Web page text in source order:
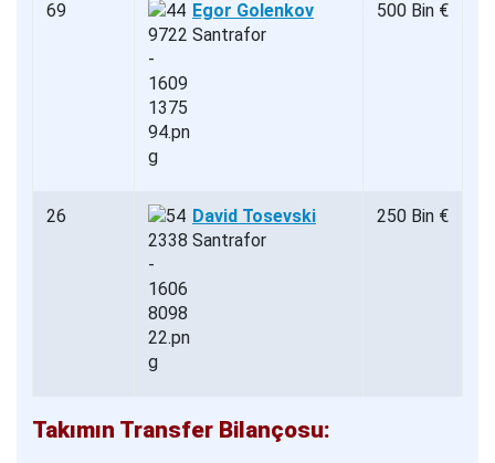
69
Egor Golenkov
Santrafor
500 Bin €
26
David Tosevski
Santrafor
250 Bin €
Takımın Transfer Bilançosu: